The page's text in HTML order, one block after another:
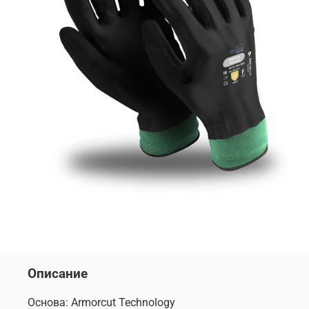
Описание
Основа: Armorcut Technology